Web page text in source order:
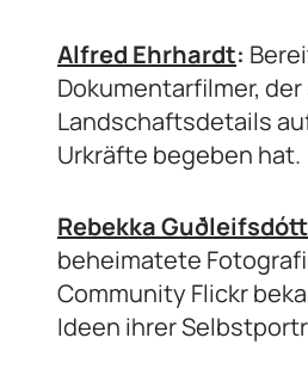
Alfred Ehrhardt:
Dokumentarfilmer,
Landschaftsdetails
Urkräfte begeben hat.
Rebekka
beheimatete
Community Flickr
Ideen ihrer